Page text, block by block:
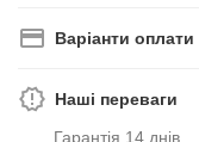
Варіанти оплати
Наші переваги
Гарантія 14 днів